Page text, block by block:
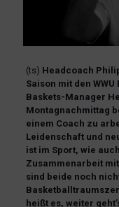
(ts) Headcoach
Saison mit den
Baskets-Manager
Montagnachmittag
einem Coach zu
Leidenschaft und
ist im Sport, wie
Zusammenarbeit
sind beide noch
heißt es, weiter